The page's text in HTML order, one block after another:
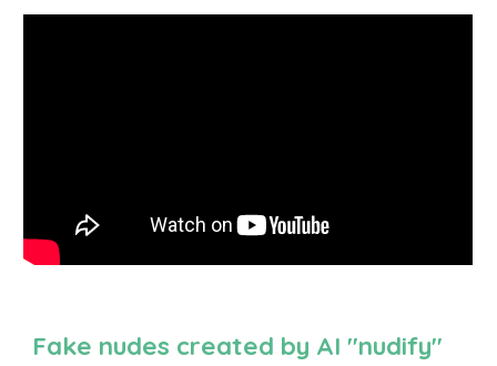
Fake nudes created by AI "nudify"